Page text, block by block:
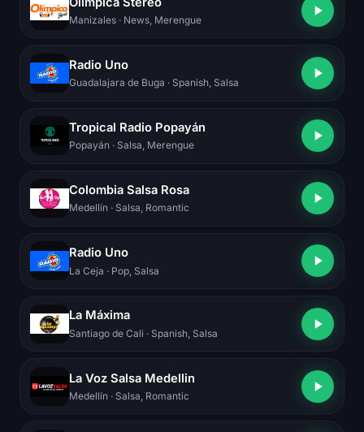
Manizales · News, Merengue
Radio Uno
Guadalajara de Buga · Spanish, Salsa
Tropical Radio Popayán
Popayán · Salsa, Merengue
Colombia Salsa Rosa
Medellín · Salsa, Romantic
Radio Uno
La Ceja · Pop, Salsa
La Máxima
Santiago de Cali · Spanish, Salsa
La Voz Salsa Medellin
Medellín · Salsa, Romantic